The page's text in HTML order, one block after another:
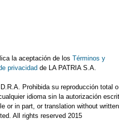
la aceptación de los Términos y
privacidad de LA PATRIA S.A.
Prohibida su reproducción total o
idioma sin la autorización
or in part, or translation without written
All rights reserved 2015